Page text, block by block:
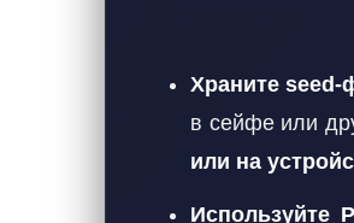
Храните seed-
в сейфе или
или на
Используйте